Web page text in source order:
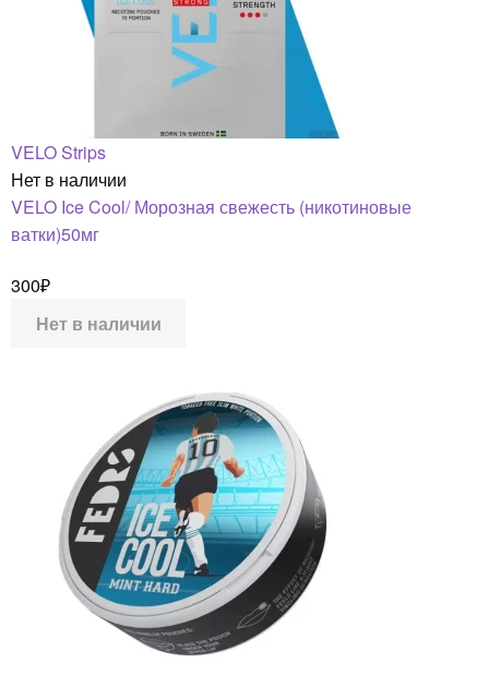
VELO Strips
Нет в наличии
VELO Ice Cool/ Морозная свежесть (никотиновые
ватки)50мг
300₽
Нет в наличии